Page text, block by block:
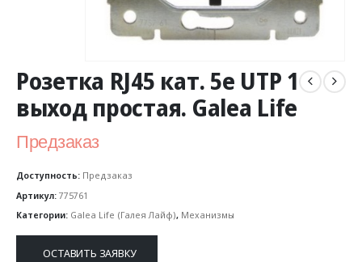
Розетка RJ45 кат. 5е UTP 1
выход простая. Galea Life
Предзаказ
Доступность: Предзаказ
Артикул: 775761
Категории: Galea Life (Галея Лайф), Механизмы
ОСТАВИТЬ ЗАЯВКУ